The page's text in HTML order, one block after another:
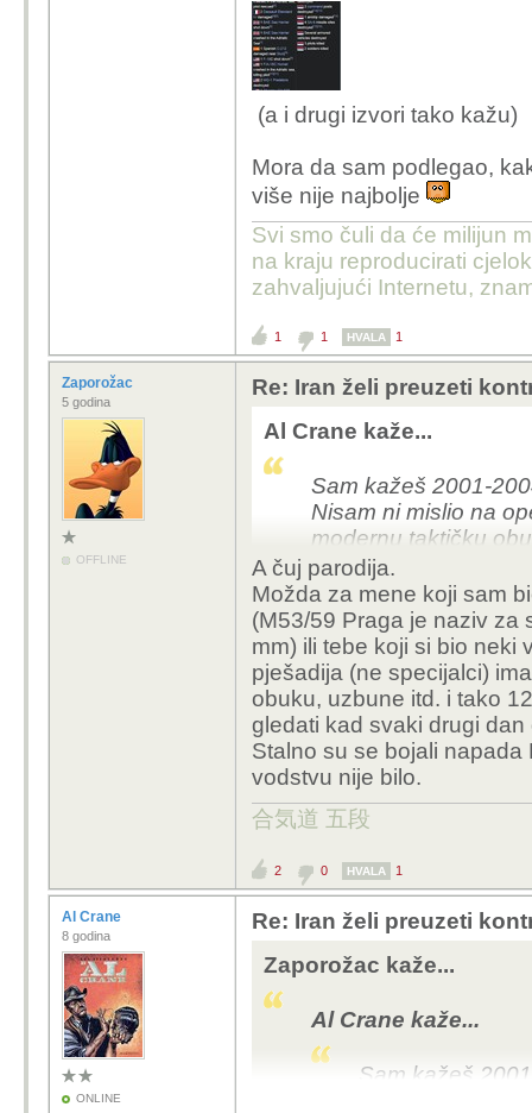
(a i drugi izvori tako kažu)
Mora da sam podlegao,
više nije najbolje
Svi smo čuli da će milijun
na kraju reproducirati
zahvaljujući Internetu,
1 1 HVALA 1
Zaporožac
5 godina
OFFLINE
Re: Iran želi preuzeti
Al Crane kaže...
Sam kažeš 2001-
Nisam ni mislio na
modernu taktičku
neprijatelja.
vojne obuke (osim
netko Beži-Jankec
A čuj parodija.
Možda za mene koji sam
(M53/59 Praga je naziv za
mm) ili tebe koji si bio neki
pješadija (ne specijalci)
obuku, uzbune itd. i tako
gledati kad svaki drugi
Stalno su se bojali
vodstvu nije bilo.
合気道 五段
2 0 HVALA 1
Al Crane
8 godina
ONLINE
Re: Iran želi preuzeti
Zaporožac kaže...
Al Crane kaže...
Sam kažeš